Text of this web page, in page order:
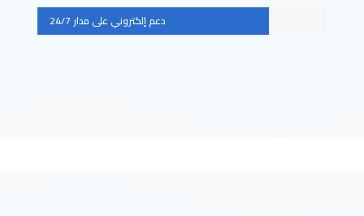
دعم إلكتروني على مدار 24/7